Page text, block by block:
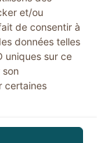
et/ou
de consentir à
données telles
uniques sur ce
certaines